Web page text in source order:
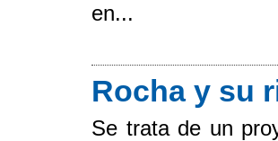
en...
Rocha y su
Se trata de un